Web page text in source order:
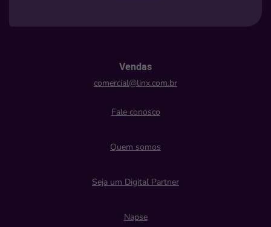
Vendas
comercial@linx.com.br
Fale conosco
Quem somos
Seja um Digital Partner
Napse